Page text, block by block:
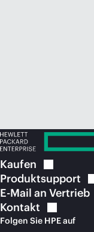
Kaufen
Produktsupport
E-Mail an Vertrieb
Kontakt
Folgen Sie HPE auf